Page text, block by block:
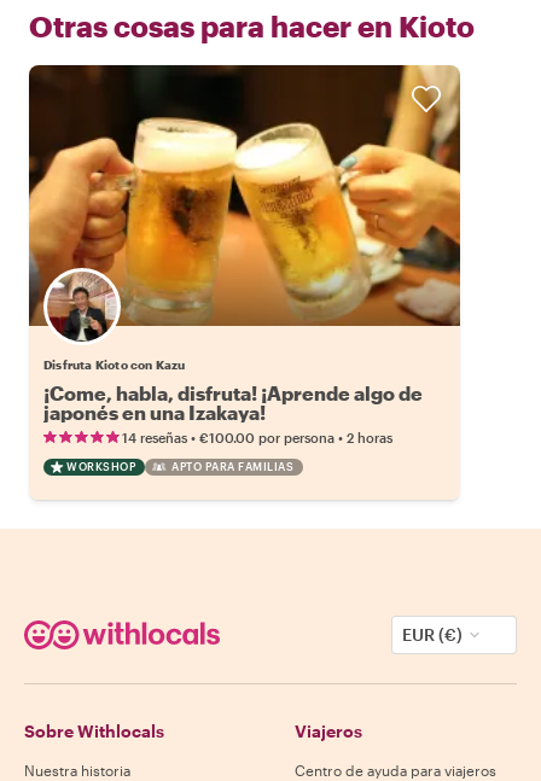
Otras cosas para hacer en Kioto
Disfruta Kioto con Kazu
¡Come, habla, disfruta! ¡Aprende algo de
japonés en una Izakaya!
14 reseñas • €100.00 por persona • 2 horas
WORKSHOP APTO PARA FAMILIAS
EUR (€)
Sobre Withlocals
Nuestra historia
Viajeros
Centro de ayuda para viajeros